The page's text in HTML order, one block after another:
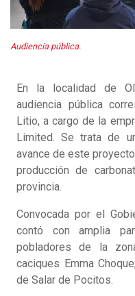
Audiencia pública.
En la localidad de
audiencia pública
Litio, a cargo de la
Limited. Se trata de
avance de este
producción de
provincia.
Convocada por el
contó con amplia
pobladores de la
caciques Emma
de Salar de Pocitos.